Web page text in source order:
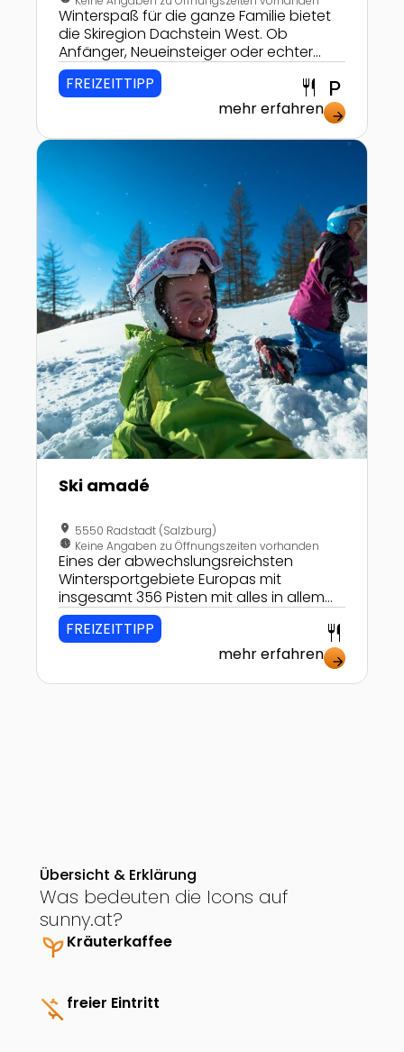
Winterspaß für die ganze Familie bietet
die Skiregion Dachstein West. Ob
Anfänger, Neueinsteiger oder echter
Könner - hier findet sich für jeden was!
FREIZEITTIPP restaurant local_parking
mehr erfahren arrow_forward
Zur Detailseite von Ski amadé
Ski amadé
location_on 5550 Radstadt (Salzburg)
nest_clock_farsight_analog Keine Angaben zu Öffnungszeiten vorhanden
Eines der abwechslungsreichsten
Wintersportgebiete Europas mit
insgesamt 356 Pisten mit alles in allem
760 Pistenkilometern, die man
komfortabel mit 270 Liften und
Seilbahnanlagen erreicht. Und das alles
FREIZEITTIPP restaurant
mehr erfahren arrow_forward
Übersicht & Erklärung
Was bedeuten die Icons auf
sunny.at?
psychiatryKräuterkaffee
money_off freier Eintritt